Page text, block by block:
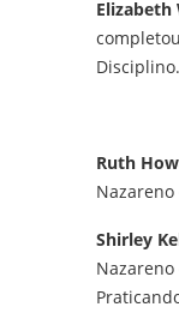
Elizabeth
Disciplino.
Ruth
Shirley